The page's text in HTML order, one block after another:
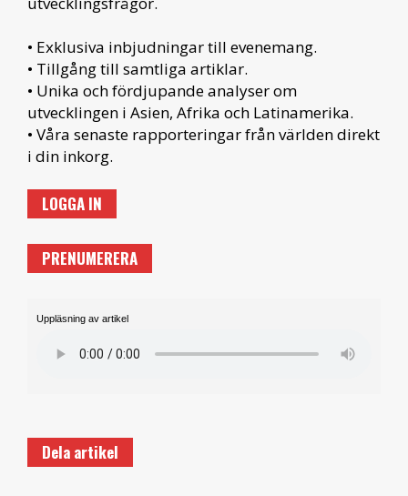
• Exklusiva inbjudningar till evenemang.
• Tillgång till samtliga artiklar.
• Unika och fördjupande analyser om
utvecklingen i Asien, Afrika och Latinamerika.
• Våra senaste rapporteringar från världen direkt
i din inkorg.
LOGGA IN
PRENUMERERA
Uppläsning av artikel
Dela artikel